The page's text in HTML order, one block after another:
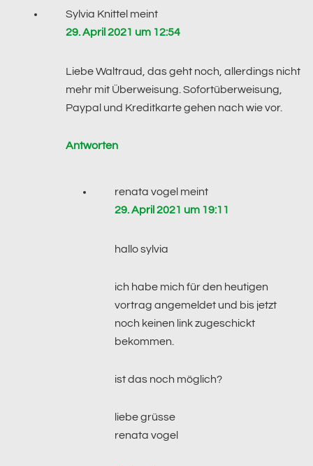
Sylvia Knittel meint
29. April 2021 um 12:54
Liebe Waltraud, das geht noch, allerdings nicht
mehr mit Überweisung. Sofortüberweisung,
Paypal und Kreditkarte gehen nach wie vor.
Antworten
renata vogel meint
29. April 2021 um 19:11
hallo sylvia
ich habe mich für den heutigen
vortrag angemeldet und bis jetzt
noch keinen link zugeschickt
bekommen.
ist das noch möglich?
liebe grüsse
renata vogel